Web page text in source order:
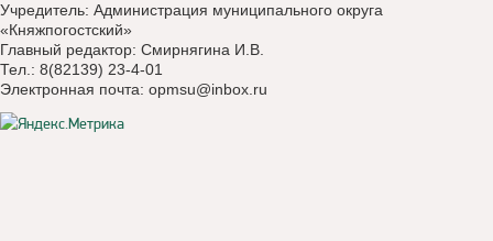
Учредитель: Администрация муниципального округа
«Княжпогостский»
Главный редактор: Смирнягина И.В.
Тел.: 8(82139) 23-4-01
Электронная почта: opmsu@inbox.ru